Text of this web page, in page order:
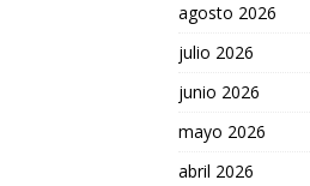
agosto 2026
julio 2026
junio 2026
mayo 2026
abril 2026